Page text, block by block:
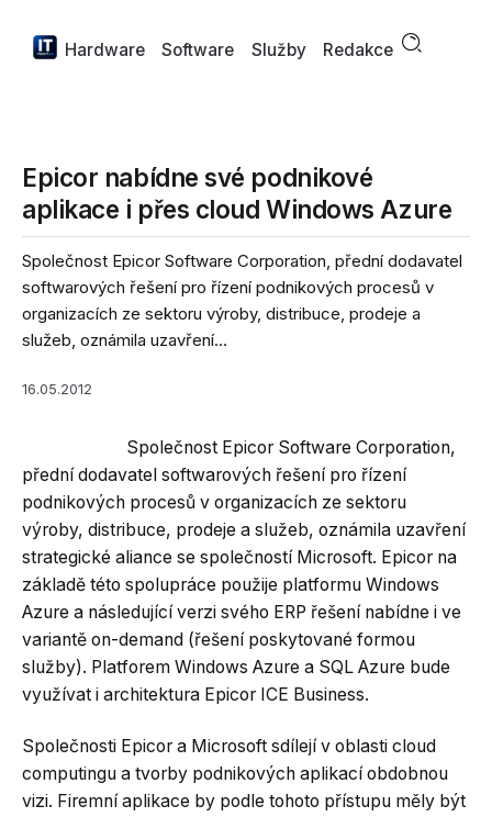
Hardware Software Služby Redakce
Epicor nabídne své podnikové
aplikace i přes cloud Windows Azure
Společnost Epicor Software Corporation, přední dodavatel
softwarových řešení pro řízení podnikových procesů v
organizacích ze sektoru výroby, distribuce, prodeje a
služeb, oznámila uzavření...
16.05.2012
Společnost Epicor Software Corporation,
přední dodavatel softwarových řešení pro řízení
podnikových procesů v organizacích ze sektoru
výroby, distribuce, prodeje a služeb, oznámila uzavření
strategické aliance se společností Microsoft. Epicor na
základě této spolupráce použije platformu Windows
Azure a následující verzi svého ERP řešení nabídne i ve
variantě on-demand (řešení poskytované formou
služby). Platforem Windows Azure a SQL Azure bude
využívat i architektura Epicor ICE Business.
Společnosti Epicor a Microsoft sdílejí v oblasti cloud
computingu a tvorby podnikových aplikací obdobnou
vizi. Firemní aplikace by podle tohoto přístupu měly být